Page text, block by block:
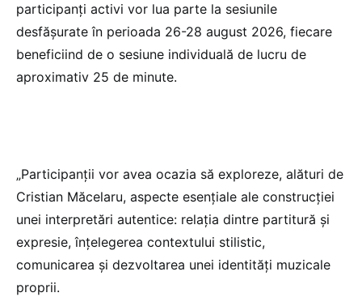
participanți activi vor lua parte la sesiunile
desfășurate în perioada 26-28 august 2026, fiecare
beneficiind de o sesiune individuală de lucru de
aproximativ 25 de minute.
„Participanții vor avea ocazia să exploreze, alături de
Cristian Măcelaru, aspecte esențiale ale construcției
unei interpretări autentice: relația dintre partitură și
expresie, înțelegerea contextului stilistic,
comunicarea și dezvoltarea unei identități muzicale
proprii.